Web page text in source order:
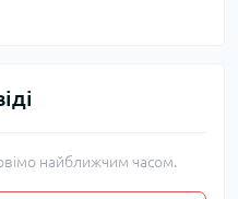
найближчим часом.